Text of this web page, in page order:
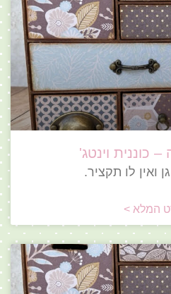
כוננית וינטג'
ואין לו תקציר.
המלא >